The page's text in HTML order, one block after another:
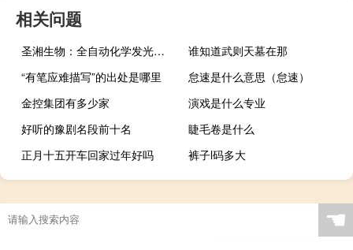
相关问题
圣湘生物：全自动化学发光免疫分析仪获得欧盟CE认证
谁知道武则天墓在那
“有笔应难描写”的出处是哪里
怠速是什么意思（怠速）
金控集团有多少家
演戏是什么专业
好听的豫剧名段前十名
睫毛卷是什么
正月十五开车回家过年好吗
裤子l码多大
☚